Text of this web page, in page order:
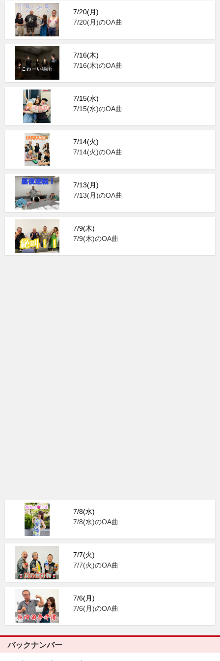
7/20(月)
7/20(月)のOA曲
7/16(木)
7/16(木)のOA曲
7/15(水)
7/15(水)のOA曲
7/14(火)
7/14(火)のOA曲
7/13(月)
7/13(月)のOA曲
7/9(木)
7/9(木)のOA曲
7/8(水)
7/8(水)のOA曲
7/7(火)
7/7(火)のOA曲
7/6(月)
7/6(月)のOA曲
バックナンバー